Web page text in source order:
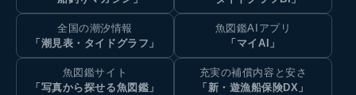
全国の潮汐情報
「潮見表・タイドグラフ」
魚図鑑AIアプリ
「マイAI」
魚図鑑サイト
「写真から探せる魚図鑑」
充実の補償内容と安さ
「新・遊漁船保険DX」